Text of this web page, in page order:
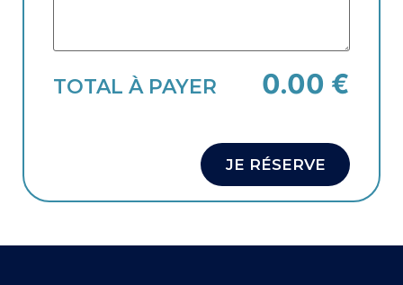
TOTAL À PAYER 0.00 €
JE RÉSERVE